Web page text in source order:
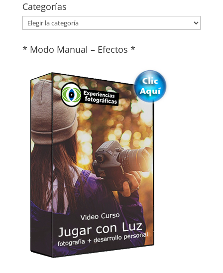
Categorías
Categorías
* Modo Manual – Efectos *